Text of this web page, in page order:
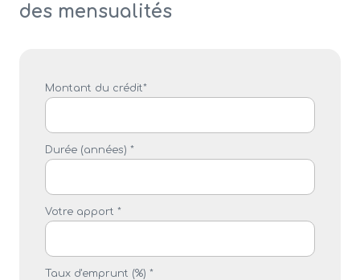
des mensualités
Montant du crédit*
Durée (années) *
Votre apport *
Taux d'emprunt (%) *